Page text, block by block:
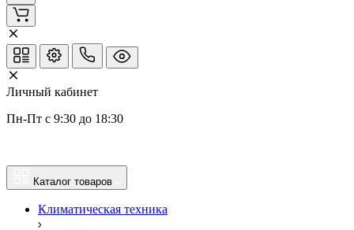
Личный кабинет
Пн-Пт с 9:30 до 18:30
Каталог товаров
Климатическая техника